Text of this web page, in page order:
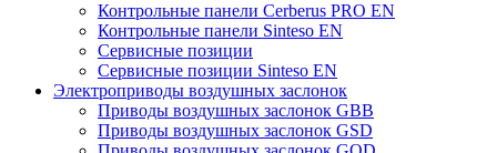
Контрольные панели Cerberus PRO EN
Контрольные панели Sinteso EN
Сервисные позиции
Сервисные позиции Sinteso EN
Электроприводы воздушных заслонок
Приводы воздушных заслонок GBB
Приводы воздушных заслонок GSD